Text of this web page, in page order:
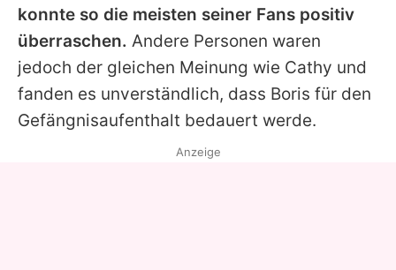
konnte so die meisten seiner Fans positiv
überraschen. Andere Personen waren
jedoch der gleichen Meinung wie Cathy und
fanden es unverständlich, dass Boris für den
Gefängnisaufenthalt bedauert werde.
Anzeige